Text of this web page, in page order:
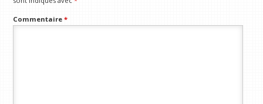
Commentaire*